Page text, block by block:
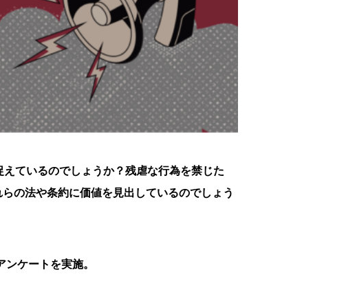
ているのでしょうか？残虐な行為を禁じた
の法や条約に価値を見出しているのでしょう
ケートを実施。